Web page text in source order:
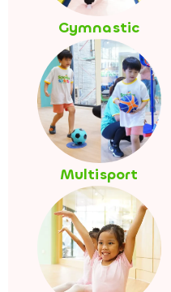
Gymnastic
Multisport